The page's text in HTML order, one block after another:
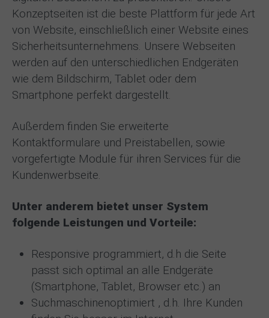
Konzeptseiten ist die beste Plattform für jede Art
von Website, einschließlich einer Website eines
Sicherheitsunternehmens. Unsere Webseiten
werden auf den unterschiedlichen Endgeräten
wie dem Bildschirm, Tablet oder dem
Smartphone perfekt dargestellt.
Außerdem finden Sie erweiterte
Kontaktformulare und Preistabellen, sowie
vorgefertigte Module für ihren Services für die
Kundenwerbseite.
Unter anderem bietet unser System
folgende Leistungen und Vorteile:
Responsive programmiert, d.h die Seite
passt sich optimal an alle Endgeräte
(Smartphone, Tablet, Browser etc.) an
Suchmaschinenoptimiert , d.h. Ihre Kunden